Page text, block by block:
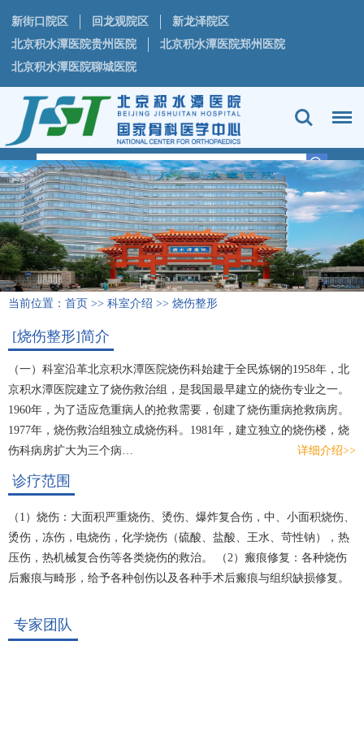
新街口院区 回龙观院区
新龙泽院区
北京积水潭医院贵州医院
北京积水潭医院郑州医院
北京积水潭医院聊城医院
当前位置： 首页 >> 科室介绍 >> 烧伤整形
[烧伤整形]简介
（一）科室沿革北京积水潭医院烧伤科始建于全民炼钢的1958年，北
京积水潭医院建立了烧伤救治组，是我国最早建立的烧伤专业之一。
1960年，为了适应危重病人的抢救需要，创建了烧伤重病抢救病房。
1977年，烧伤救治组独立成烧伤科。1981年，建立独立的烧伤楼，烧
伤科病房扩大为三个病…
详细介绍>>
诊疗范围
（1）烧伤：大面积严重烧伤、烫伤、爆炸复合伤，中、小面积烧伤、
烫伤，冻伤，电烧伤，化学烧伤（硫酸、盐酸、王水、苛性钠），热
压伤，热机械复合伤等各类烧伤的救治。 （2）瘢痕修复：各种烧伤
后瘢痕与畸形，给予各种创伤以及各种手术后瘢痕与组织缺损修复。
面、皮肤剥脱伤、骨及关节外露、骨髓炎创面、放射性溃疡、褥疮、
糖尿病溃疡、医源性创面等）的诊疗。 同时，承担重特大事件（成批
专家团队